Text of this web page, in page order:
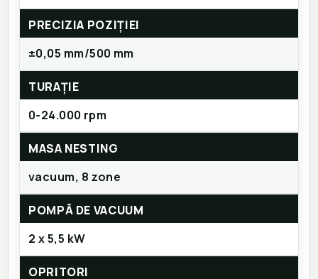
PRECIZIA POZIȚIEI
±0,05 mm/500 mm
TURAȚIE
0-24.000 rpm
MASA NESTING
vacuum, 8 zone
POMPĂ DE VACUUM
2 x 5,5 kW
OPRITORI